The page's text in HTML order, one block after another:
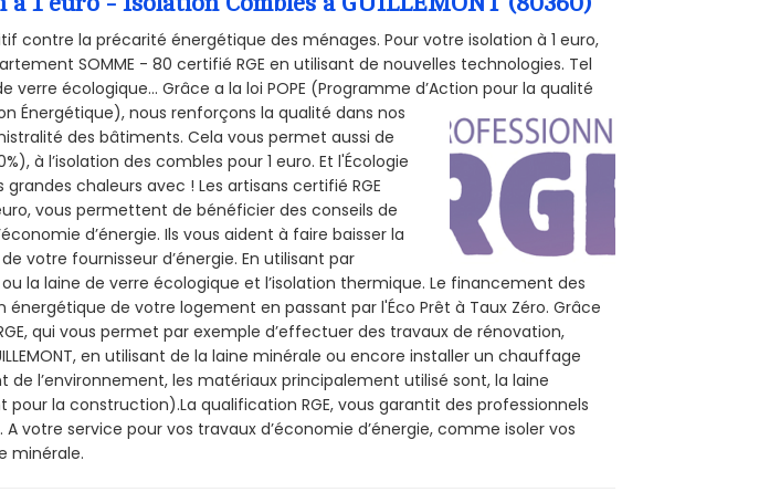
contre la précarité énergétique des ménages. Pour votre isolation à 1 euro,
SOMME - 80 certifié RGE en utilisant de nouvelles technologies. Tel
verre écologique... Grâce a la loi POPE (Programme d’Action pour la qualité
Énergétique), nous renforçons la qualité dans nos
des bâtiments. Cela vous permet aussi de
à l’isolation des combles pour 1 euro. Et l'Écologie
chaleurs avec ! Les artisans certifié RGE
euro, vous permettent de bénéficier des conseils de
d’énergie. Ils vous aident à faire baisser la
votre fournisseur d’énergie. En utilisant par
la laine de verre écologique et l’isolation thermique. Le financement des
de votre logement en passant par l'Éco Prêt à Taux Zéro. Grâce
qui vous permet par exemple d’effectuer des travaux de rénovation,
en utilisant de la laine minérale ou encore installer un chauffage
de l’environnement, les matériaux principalement utilisé sont, la laine
la construction).La qualification RGE, vous garantit des professionnels
A votre service pour vos travaux d’économie d’énergie, comme isoler vos
minérale.